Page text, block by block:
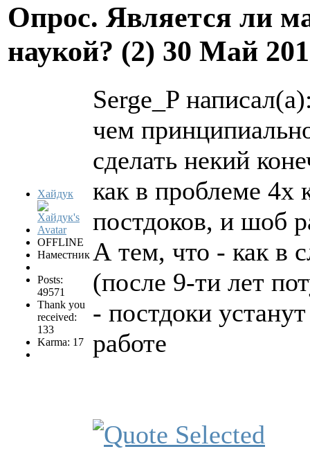
Опрос. Является ли
наукой? (2) 30 Май
Хайдук
OFFLINE
Наместник
Posts:
49571
Thank you
received:
133
Karma: 17
Serge_P
чем
сделать некий
как в проблеме 4х
постдоков, и шоб
А тем, что - как в
(после 9-ти лет
- постдоки
работе